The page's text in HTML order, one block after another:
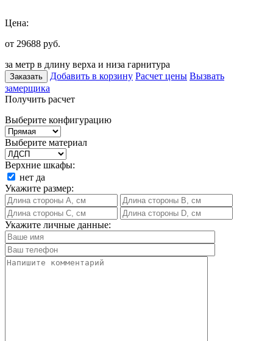
Цена:
от 29688 руб.
за метр в длину верха и низа гарнитура
Заказать Добавить в корзину Расчет цены Вызвать
замерщика
Получить расчет
Выберите конфигурацию
Выберите материал
Верхние шкафы:
нет да
Укажите размер:
Укажите личные данные: